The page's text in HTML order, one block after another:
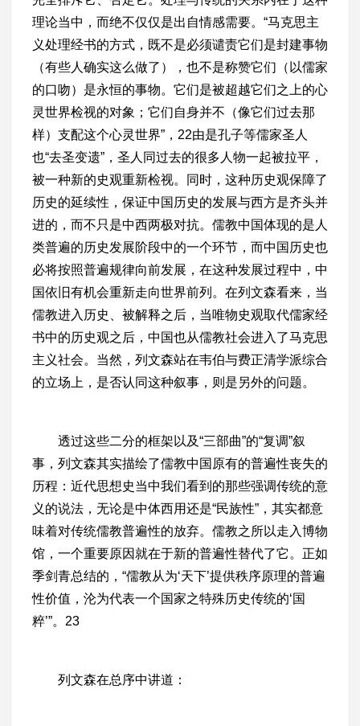
理论当中，而绝不仅仅是出自情感需要。“马克思主
义处理经书的方式，既不是必须谴责它们是封建事物
（有些人确实这么做了），也不是称赞它们（以儒家
的口吻）是永恒的事物。它们是被超越它们之上的心
灵世界检视的对象；它们自身并不（像它们过去那
样）支配这个心灵世界”，22由是孔子等儒家圣人
也“去圣变遗”，圣人同过去的很多人物一起被拉平，
被一种新的史观重新检视。同时，这种历史观保障了
历史的延续性，保证中国历史的发展与西方是齐头并
进的，而不只是中西两极对抗。儒教中国体现的是人
类普遍的历史发展阶段中的一个环节，而中国历史也
必将按照普遍规律向前发展，在这种发展过程中，中
国依旧有机会重新走向世界前列。在列文森看来，当
儒教进入历史、被解释之后，当唯物史观取代儒家经
书中的历史观之后，中国也从儒教社会进入了马克思
主义社会。当然，列文森站在韦伯与费正清学派综合
的立场上，是否认同这种叙事，则是另外的问题。
透过这些二分的框架以及“三部曲”的“复调”叙
事，列文森其实描绘了儒教中国原有的普遍性丧失的
历程：近代思想史当中我们看到的那些强调传统的意
义的说法，无论是中体西用还是“民族性”，其实都意
味着对传统儒教普遍性的放弃。儒教之所以走入博物
馆，一个重要原因就在于新的普遍性替代了它。正如
季剑青总结的，“儒教从为‘天下’提供秩序原理的普遍
性价值，沦为代表一个国家之特殊历史传统的‘国
粹’”。23
列文森在总序中讲道：